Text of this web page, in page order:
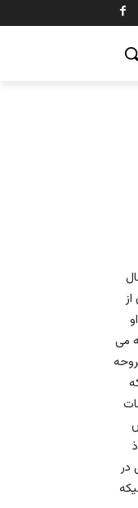
٧ ماده اى رهبر چه مى
در